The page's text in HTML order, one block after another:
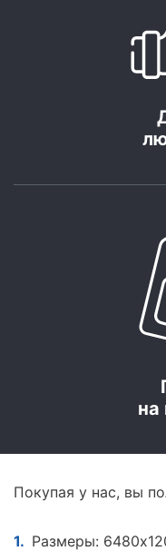
на
Покупая у нас, вы
Размеры: